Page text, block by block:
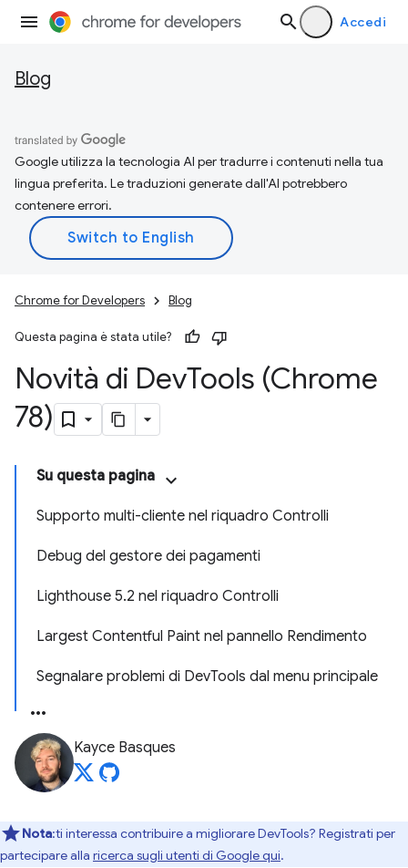
Accedi
Blog
Google utilizza la tecnologia AI per tradurre i contenuti nella tua
lingua preferita. Le traduzioni generate dall'AI potrebbero
contenere errori.
Chrome for Developers Blog
Questa pagina è stata utile?
Novità di DevTools (Chrome
78)
Su questa pagina
Supporto multi-cliente nel riquadro Controlli
Debug del gestore dei pagamenti
Lighthouse 5.2 nel riquadro Controlli
Largest Contentful Paint nel pannello Rendimento
Segnalare problemi di DevTools dal menu principale
Kayce Basques
Nota:ti interessa contribuire a migliorare DevTools? Registrati per
partecipare alla ricerca sugli utenti di Google qui.